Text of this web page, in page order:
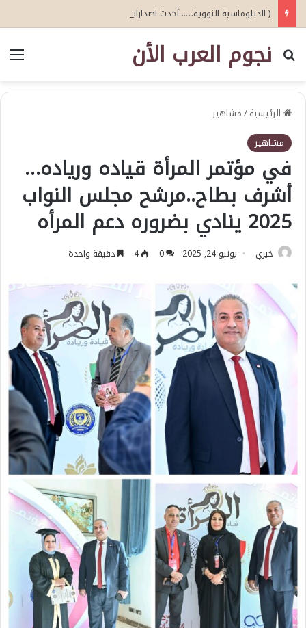
( الدبلوماسية النووية….. أحدث اصدارات أبو عيطة )
نجوم العرب الأن
بحث عن
الرئيسية/مشاهير
مشاهير
في مؤتمر المرأة قياده ورياده…
أشرف بطاح..مرشح مجلس النواب
2025 ينادي بضروره دعم المرأه
خيري يونيو 24, 2025 0
4 دقيقة واحدة